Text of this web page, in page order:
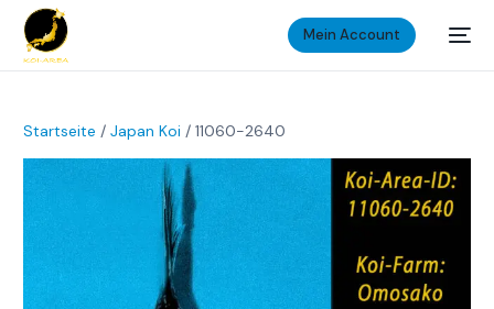
Mein Account
Startseite /Japan Koi / 11060-2640